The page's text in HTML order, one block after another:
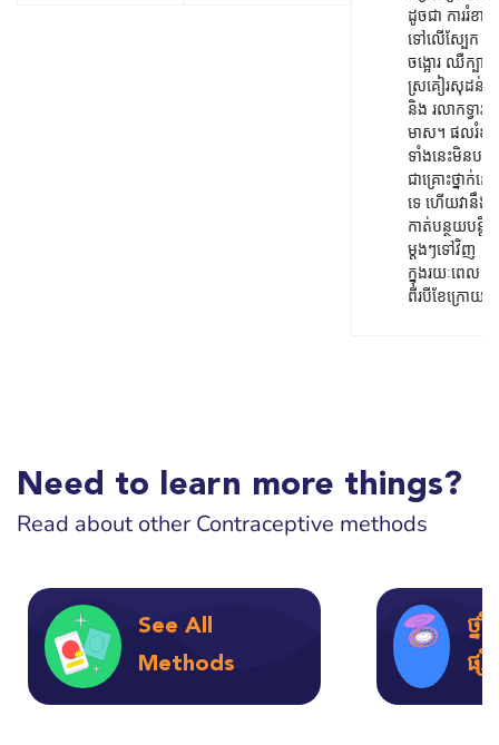
ដូចជា ការរំខាន
ទៅលើស្បែក
ចង្អោរ ឈឺក្បាល
ស្រគៀរសុដន់
និង រលាកទ្វារ
មាស។ ផលរំខា
ទាំងនេះមិនបង្ក
ជាគ្រោះថ្នាក់នោះ
ទេ ហើយវានឹង
កាត់បន្ថយបន្តិច
ម្តងៗទៅវិញ
ក្នុងរយៈពេល
ពីរបីខែក្រោយ។
Need to learn more things?
Read about other Contraceptive methods
See All
Methods
ថ្ន
ផ្សំ